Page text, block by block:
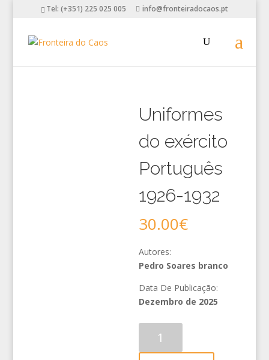
Tel: (+351) 225 025 005 info@fronteiradocaos.pt
Uniformes
do exército
Português
1926-1932
30.00€
Autores:
Pedro Soares branco
Data De Publicação:
Dezembro de 2025